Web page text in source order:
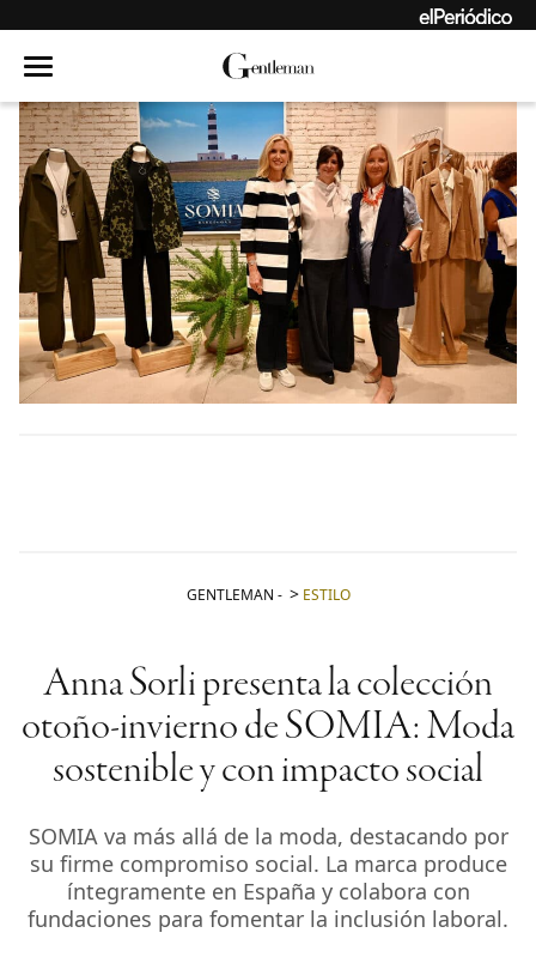
GENTLEMAN - ESTILO
Anna Sorli presenta la colección
otoño-invierno de SOMIA: Moda
sostenible y con impacto social
SOMIA va más allá de la moda, destacando por
su firme compromiso social. La marca produce
íntegramente en España y colabora con
fundaciones para fomentar la inclusión laboral.